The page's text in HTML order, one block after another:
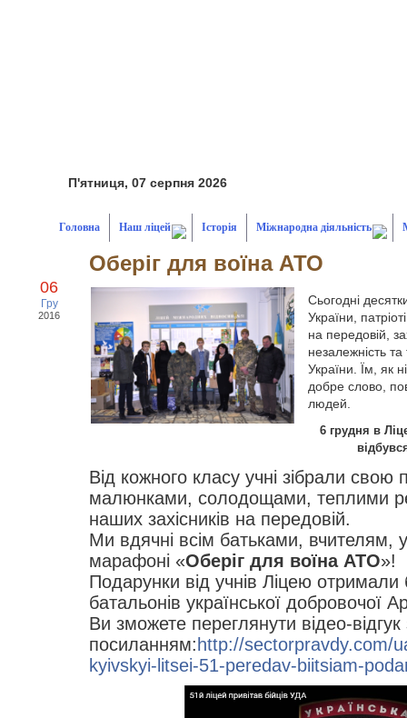
П'ятниця, 07 серпня 2026
Головна Наш ліцей Історія Міжнародна діяльність
06
Гру
2016
Оберіг для воїна АТО
Сьогодні
України,
на передовій,
незалежність та
України. Їм, як
добре слово,
людей.
6 грудня в
Від кожного класу учні зібрали свою
малюнками, солодощами, теплими
наших захісників на передовій.
Ми вдячні всім батьками, вчителям,
марафоні «Оберіг для воїна АТО»!
Подарунки від учнів Ліцею отримали
батальонів української добровочої
Ви зможете переглянути відео-відгук
посиланням: http://sectorpravdy.com/
kyivskyi-litsei-51-peredav-biitsiam-